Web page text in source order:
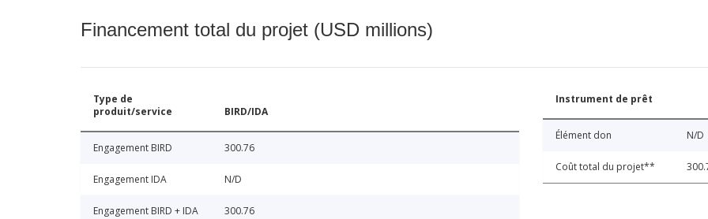
Financement total du projet (USD millions)
Type de
produit/service
BIRD/IDA
Engagement BIRD 300.76
Engagement IDA N/D
Engagement BIRD + IDA 300.76
Instrument de prêt
Élément don N/D
Coût total du projet**